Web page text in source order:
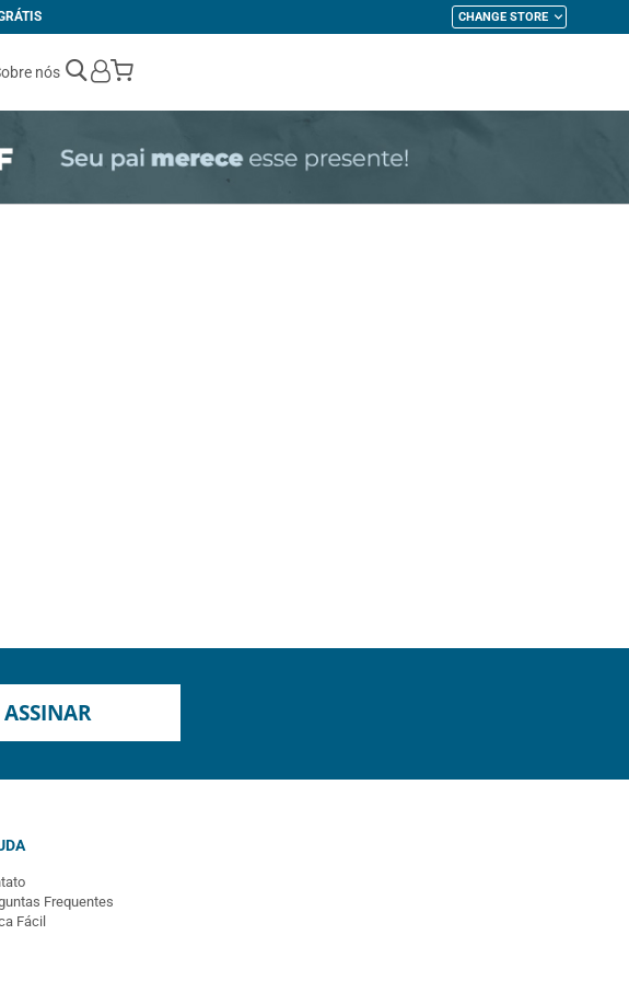
CHANGE STORE
nós
My Cart
ASSINAR
Frequentes
Fácil